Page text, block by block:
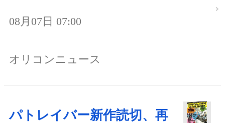
08月07日 07:00
オリコンニュース
パトレイバー新作読切、再